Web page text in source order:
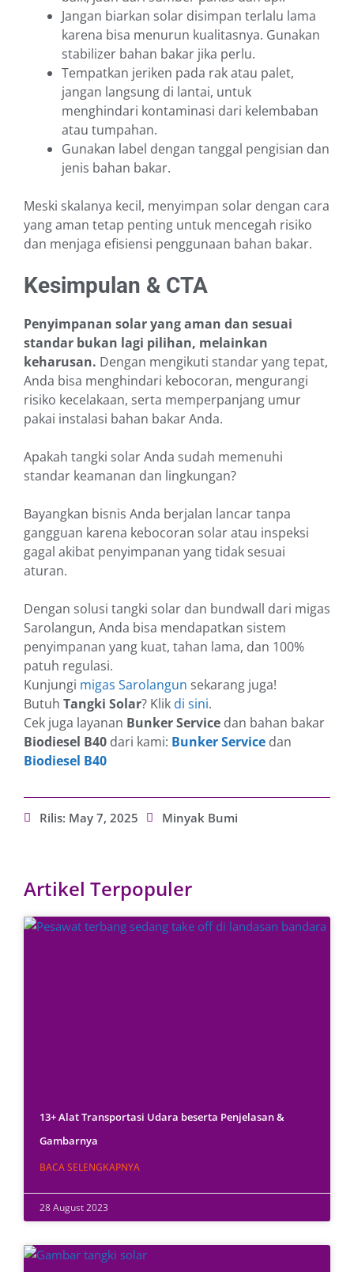
Jangan biarkan solar disimpan terlalu lama
karena bisa menurun kualitasnya. Gunakan
stabilizer bahan bakar jika perlu.
Tempatkan jeriken pada rak atau palet,
jangan langsung di lantai, untuk
menghindari kontaminasi dari kelembaban
atau tumpahan.
Gunakan label dengan tanggal pengisian dan
jenis bahan bakar.
Meski skalanya kecil, menyimpan solar dengan cara
yang aman tetap penting untuk mencegah risiko
dan menjaga efisiensi penggunaan bahan bakar.
Kesimpulan & CTA
Penyimpanan solar yang aman dan sesuai
standar bukan lagi pilihan, melainkan
keharusan. Dengan mengikuti standar yang tepat,
Anda bisa menghindari kebocoran, mengurangi
risiko kecelakaan, serta memperpanjang umur
pakai instalasi bahan bakar Anda.
Apakah tangki solar Anda sudah memenuhi
standar keamanan dan lingkungan?
Bayangkan bisnis Anda berjalan lancar tanpa
gangguan karena kebocoran solar atau inspeksi
gagal akibat penyimpanan yang tidak sesuai
aturan.
Dengan solusi tangki solar dan bundwall dari migas
Sarolangun, Anda bisa mendapatkan sistem
penyimpanan yang kuat, tahan lama, dan 100%
patuh regulasi.
Kunjungi migas Sarolangun sekarang juga!
Butuh Tangki Solar? Klik di sini.
Cek juga layanan Bunker Service dan bahan bakar
Biodiesel B40 dari kami: Bunker Service dan
Biodiesel B40
Rilis: May 7, 2025 Minyak Bumi
Artikel Terpopuler
13+ Alat Transportasi Udara beserta Penjelasan &
Gambarnya
BACA SELENGKAPNYA
28 August 2023